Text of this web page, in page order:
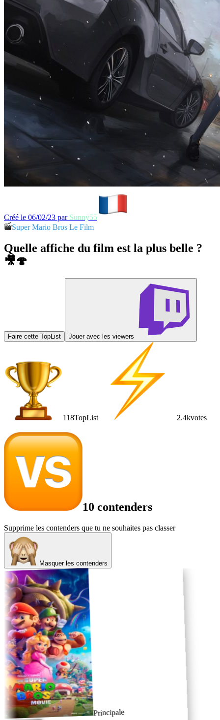
Créé le 06/02/23 par Sunny55
Super Mario Bros Le Film
Quelle affiche du film est la plus belle ?
🎥🍄
Faire cette TopList Jouer avec les viewers
118TopList 2.4kvotes
10 contenders
Supprime les contenders que tu ne souhaites pas classer
Masquer les contenders
Principale